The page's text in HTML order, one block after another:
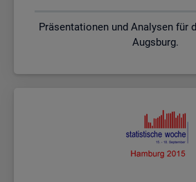
Präsentationen und Analysen für
Augsburg.